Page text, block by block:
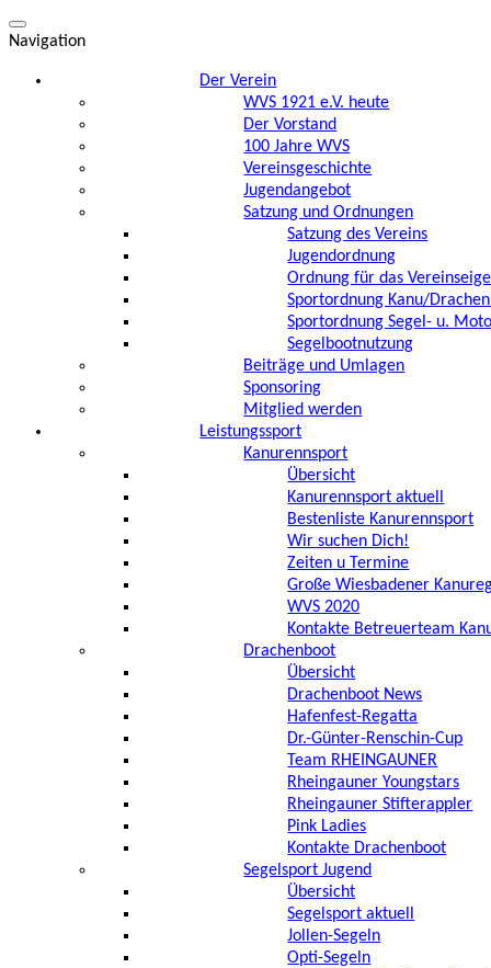
Navigation
Der Verein
WVS 1921 e.V. heute
Der Vorstand
100 Jahre WVS
Vereinsgeschichte
Jugendangebot
Satzung und Ordnungen
Satzung des Vereins
Jugendordnung
Ordnung für das
Sportordnung Kanu/
Sportordnung Segel- u.
Segelbootnutzung
Beiträge und Umlagen
Sponsoring
Mitglied werden
Leistungssport
Kanurennsport
Übersicht
Kanurennsport aktuell
Bestenliste Kanurennsport
Wir suchen Dich!
Zeiten u Termine
Große Wiesbadener
WVS 2020
Kontakte Betreuerteam
Drachenboot
Übersicht
Drachenboot News
Hafenfest-Regatta
Dr.-Günter-Renschin-Cup
Team RHEINGAUNER
Rheingauner Youngstars
Rheingauner Stifterappler
Pink Ladies
Kontakte Drachenboot
Segelsport Jugend
Übersicht
Segelsport aktuell
Jollen-Segeln
Opti-Segeln